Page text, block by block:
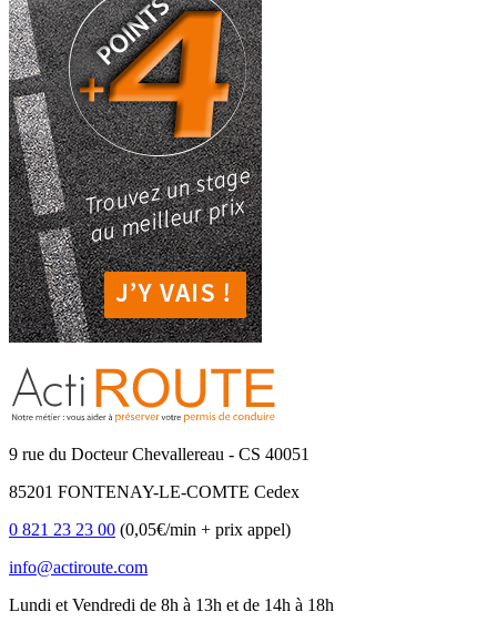
9 rue du Docteur Chevallereau - CS 40051
85201 FONTENAY-LE-COMTE Cedex
0 821 23 23 00 (0,05€/min + prix appel)
info@actiroute.com
Lundi et Vendredi de 8h à 13h et de 14h à 18h